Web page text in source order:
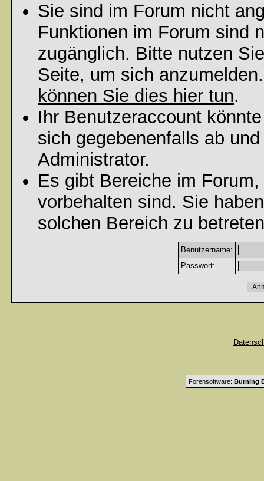
Sie sind im Forum nicht
Funktionen im Forum sind
zugänglich. Bitte nutzen
Seite, um sich
können Sie dies hier tun.
Ihr Benutzeraccount
sich gegebenenfalls ab
Administrator.
Es gibt Bereiche im
vorbehalten sind. Sie
solchen Bereich zu
Benutzername:
Passwort:
Forensoftware: Burning